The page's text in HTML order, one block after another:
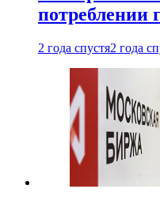
потреблении
2 года спустя2 года